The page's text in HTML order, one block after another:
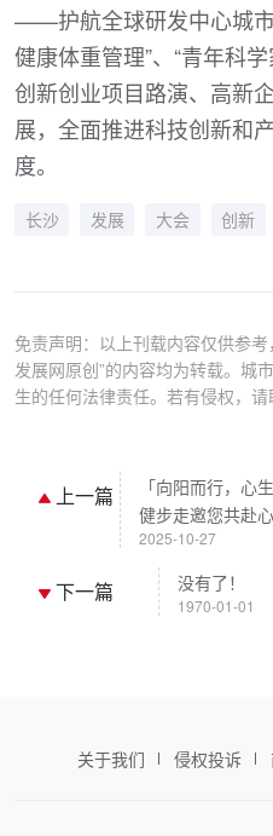
——护航全球研发中心城市
健康体重管理”、“青年科
创新创业项目路演、高新
展，全面推进科技创新和
度。
长沙 发展 大会 创新
免责声明：以上刊载内容仅供参
发展网原创”的内容均为转载。城
生的任何法律责任。若有侵权，
上一篇
「向阳而行，
健步走邀您共赴
2025-10-27
下一篇 没有了！
1970-01-01
关于我们 侵权投诉